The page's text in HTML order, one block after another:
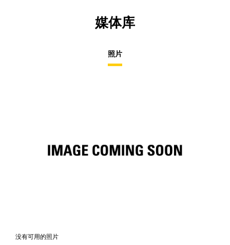
媒体库
照片
没有可用的照片